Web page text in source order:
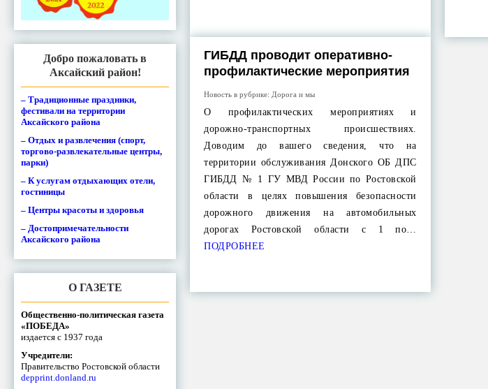
Добро пожаловать в
Аксайский район!
– Традиционные праздники,
фестивали на территории
Аксайского района
– Отдых и развлечения (спорт,
торгово-развлекательные центры,
парки)
– К услугам отдыхающих отели,
гостиницы
– Центры красоты и здоровья
– Достопримечательности
Аксайского района
О ГАЗЕТЕ
Общественно-политическая газета
«ПОБЕДА»
издается с 1937 года
Учредители:
Правительство Ростовской области
depprint.donland.ru
ГИБДД проводит оперативно-
профилактические мероприятия
Новость в рубрике: Дорога и мы
О профилактических мероприятиях и
дорожно-транспортных происшествиях.
Доводим до вашего сведения, что на
территории обслуживания Донского ОБ ДПС
ГИБДД № 1 ГУ МВД России по Ростовской
области в целях повышения безопасности
дорожного движения на автомобильных
дорогах Ростовской области с 1 по…
ПОДРОБНЕЕ